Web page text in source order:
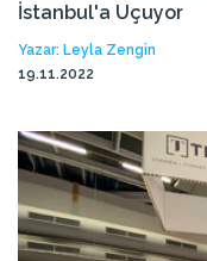
İstanbul'a Uçuyor
Yazar: Leyla Zengin
19.11.2022